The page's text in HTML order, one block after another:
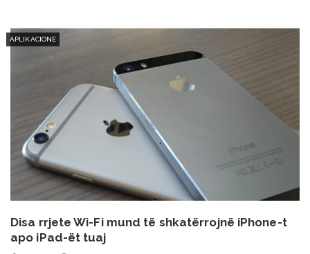
APLIKACIONE
Disa rrjete Wi-Fi mund të shkatërrojnë iPhone-t
apo iPad-ët tuaj